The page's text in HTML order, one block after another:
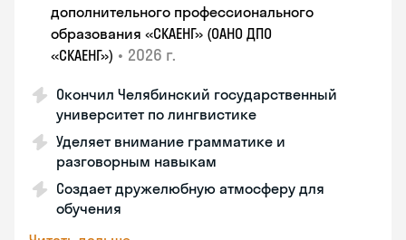
дополнительного профессионального
образования «СКАЕНГ» (ОАНО ДПО
«СКАЕНГ») • 2026 г.
Окончил Челябинский государственный
университет по лингвистике
Уделяет внимание грамматике и
разговорным навыкам
Создает дружелюбную атмосферу для
обучения